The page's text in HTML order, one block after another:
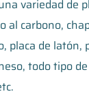
variedad de
al carbono,
placa de latón,
todo tipo